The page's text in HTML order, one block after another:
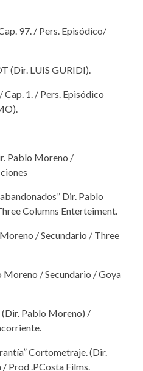
97. / Pers. Episódico/
(Dir. LUIS GURIDI).
Cap. 1. / Pers. Episódico
Pablo Moreno /
Dir. Pablo
Columns Enterteiment.
/ Secundario / Three
Moreno / Secundario / Goya
(Dir. Pablo Moreno) /
Cortometraje. (Dir.
Prod .PCosta Films.